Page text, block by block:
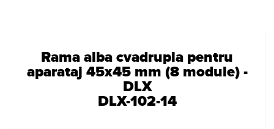
Rama alba cvadrupla pentru
aparataj 45x45 mm (8 module) -
DLX
DLX-102-14